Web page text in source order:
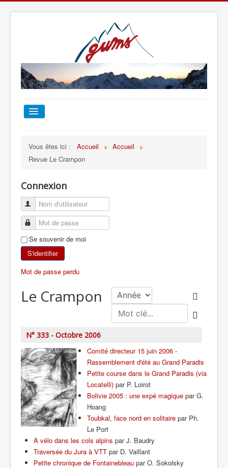
TOUT SUR LE GUMS
ESCALADE
ALPINISME
SKI DE RANDONNÉE
RANDONNÉE SPORTIVE
Vous êtes ici : Accueil
Accueil
Revue Le Crampon
Connexion
Se souvenir de moi
S'identifier
Mot de passe perdu
Le Crampon
N° 333 - Octobre 2006
Comité directeur 15 juin 2006 -
Rassemblement d'été au Grand Paradis
Petite course dans le Grand Paradis (via
Locatelli) par P. Loirot
Bolivie 2005 : une expé magique par G.
Hoang
Toubkal, face nord en solitaire par Ph.
Le Port
A vélo dans les cols alpins par J. Baudry
Traversée du Jura à VTT par D. Vaillant
Petite chronique de Fontainebleau par O. Sokolsky